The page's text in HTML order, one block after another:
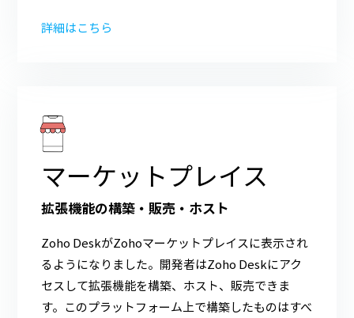
詳細はこちら
マーケットプレイス
拡張機能の構築・販売・ホスト
Zoho DeskがZohoマーケットプレイスに表示され
るようになりました。開発者はZoho Deskにアク
セスして拡張機能を構築、ホスト、販売できま
す。このプラットフォーム上で構築したものはすべ